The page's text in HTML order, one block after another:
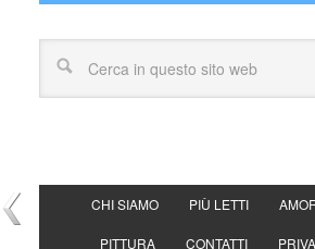
CHI SIAMO PIÙ LETTI
PITTURA CONTATTI